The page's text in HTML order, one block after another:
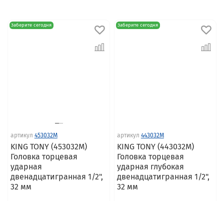
Заберите сегодня
артикул 453032M
KING TONY (453032M)
Головка торцевая
ударная
двенадцатигранная 1/2",
32 мм
Заберите сегодня
артикул 443032M
KING TONY (443032M)
Головка торцевая
ударная глубокая
двенадцатигранная 1/2",
32 мм